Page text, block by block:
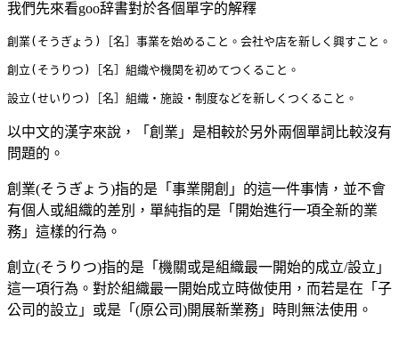
我們先來看goo辞書對於各個單字的解釋
創業(そうぎょう) ［名］ 事業を始めること。会社や店を新しく興すこと。
創立(そうりつ) ［名］ 組織や機関を初めてつくること。
設立(せいりつ) ［名］ 組織・施設・制度などを新しくつくること。
以中文的漢字來說，「創業」是相較於另外兩個單詞比較沒有
問題的。
創業(そうぎょう)指的是「事業開創」的這一件事情，並不會
有個人或組織的差別，單純指的是「開始進行一項全新的業
務」這樣的行為。
創立(そうりつ)指的是「機關或是組織最一開始的成立/設立」
這一項行為。對於組織最一開始成立時做使用，而若是在「子
公司的設立」或是「(原公司)開展新業務」時則無法使用。